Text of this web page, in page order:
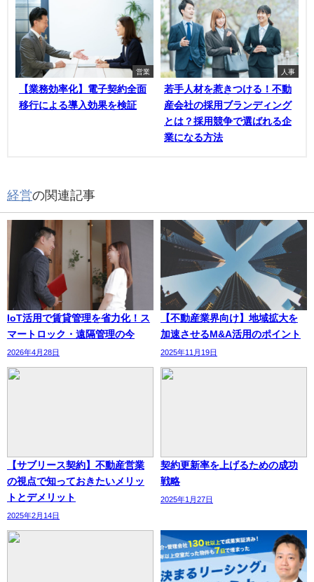
営業
【業務効率化】電子契約全面
移行による導入効果を検証
人事
若手人材を惹きつける！不動
産会社の採用ブランディング
とは？採用競争で選ばれる企
業になる方法
経営の関連記事
IoT活用で賃貸管理を省力化！ス
マートロック・遠隔管理の今
2026年4月28日
【不動産業界向け】地域拡大を
加速させるM&A活用のポイント
2025年11月19日
【サブリース契約】不動産営業
の視点で知っておきたいメリッ
トとデメリット
2025年2月14日
契約更新率を上げるための成功
戦略
2025年1月27日